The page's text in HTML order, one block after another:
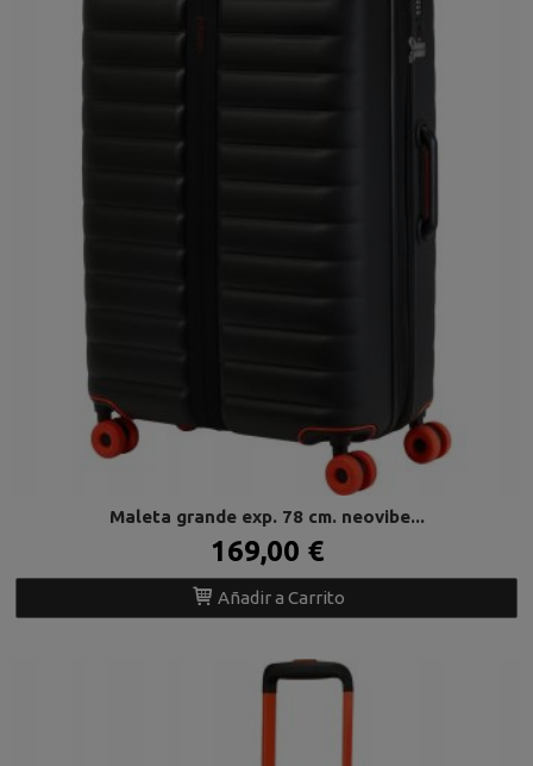
Maleta grande exp. 78 cm. neovibe...
169,00 €
Añadir a Carrito